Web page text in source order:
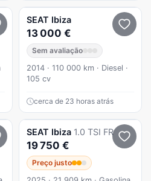
SEAT Ibiza
13 000 €
Sem avaliação
2014 · 110 000 km · Diesel ·
105 cv
cerca de 23 horas atrás
SEAT Ibiza 1.0 TSI FR
19 750 €
Preço justo